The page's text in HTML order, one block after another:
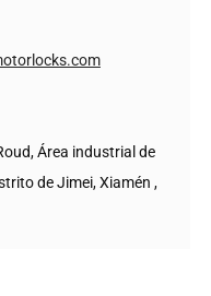
Área industrial de
de Jimei, Xiamén ,